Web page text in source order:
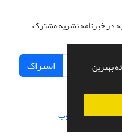
بهترین
در خبرنامه نشریه مشترک
اشتراک
سازی از سیناوب